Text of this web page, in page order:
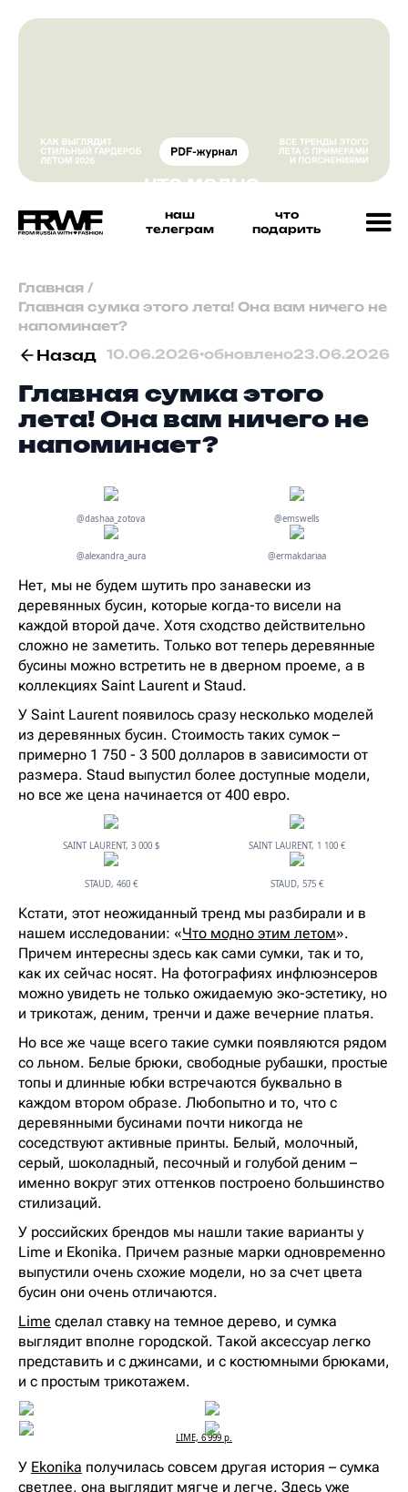
наш
телеграм
что
подарить
Главная /
Главная сумка этого лета! Она вам ничего не
напоминает?
Назад 10.06.2026•обновлено23.06.2026
Главная сумка этого
лета! Она вам ничего не
напоминает?
@dashaa_zotova @emswells
@alexandra_aura @ermakdariaa
Нет, мы не будем шутить про занавески из
деревянных бусин, которые когда-то висели на
каждой второй даче. Хотя сходство действительно
сложно не заметить. Только вот теперь деревянные
бусины можно встретить не в дверном проеме, а в
коллекциях Saint Laurent и Staud.
У Saint Laurent появилось сразу несколько моделей
из деревянных бусин. Стоимость таких сумок –
примерно 1 750 - 3 500 долларов в зависимости от
размера. Staud выпустил более доступные модели,
но все же цена начинается от 400 евро.
SAINT LAURENT, 3 000 $ SAINT LAURENT, 1 100 €
STAUD, 460 € STAUD, 575 €
Кстати, этот неожиданный тренд мы разбирали и в
нашем исследовании: «Что модно этим летом».
Причем интересны здесь как сами сумки, так и то,
как их сейчас носят. На фотографиях инфлюэнсеров
можно увидеть не только ожидаемую эко-эстетику, но
и трикотаж, деним, тренчи и даже вечерние платья.
Но все же чаще всего такие сумки появляются рядом
со льном. Белые брюки, свободные рубашки, простые
топы и длинные юбки встречаются буквально в
каждом втором образе. Любопытно и то, что с
деревянными бусинами почти никогда не
соседствуют активные принты. Белый, молочный,
серый, шоколадный, песочный и голубой деним –
именно вокруг этих оттенков построено большинство
стилизаций.
У российских брендов мы нашли такие варианты у
Lime и Ekonika. Причем разные марки одновременно
выпустили очень схожие модели, но за счет цвета
бусин они очень отличаются.
Lime сделал ставку на темное дерево, и сумка
выглядит вполне городской. Такой аксессуар легко
представить и с джинсами, и с костюмными брюками,
и с простым трикотажем.
LIME, 6 999 р.
У Ekonika получилась совсем другая история – сумка
светлее, она выглядит мягче и легче. Здесь уже